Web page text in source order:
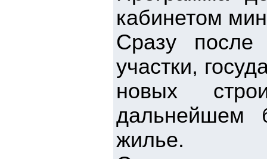
кабинетом
Сразу после
участки,
новых
дальнейшем
жилье.